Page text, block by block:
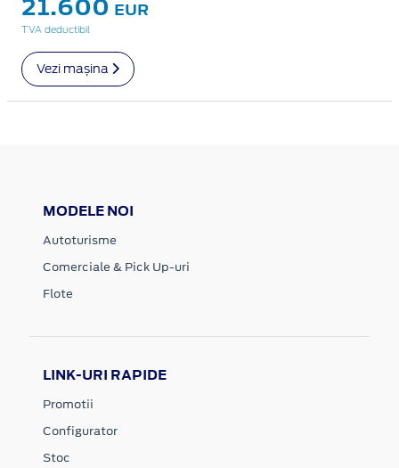
21.600 EUR
TVA deductibil
Vezi mașina
MODELE NOI
Autoturisme
Comerciale & Pick Up-uri
Flote
LINK-URI RAPIDE
Promotii
Configurator
Stoc